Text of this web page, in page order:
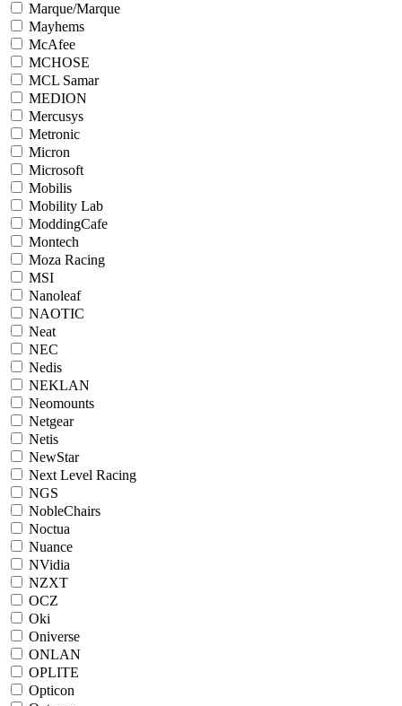
Marque/Marque
Mayhems
McAfee
MCHOSE
MCL Samar
MEDION
Mercusys
Metronic
Micron
Microsoft
Mobilis
Mobility Lab
ModdingCafe
Montech
Moza Racing
MSI
Nanoleaf
NAOTIC
Neat
NEC
Nedis
NEKLAN
Neomounts
Netgear
Netis
NewStar
Next Level Racing
NGS
NobleChairs
Noctua
Nuance
NVidia
NZXT
OCZ
Oki
Oniverse
ONLAN
OPLITE
Opticon